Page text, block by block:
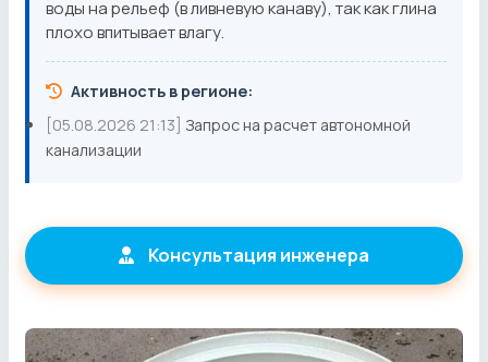
воды на рельеф (в ливневую канаву), так как глина
плохо впитывает влагу.
Активность в регионе:
[05.08.2026 21:13] Запрос на расчет автономной
канализации
Консультация инженера